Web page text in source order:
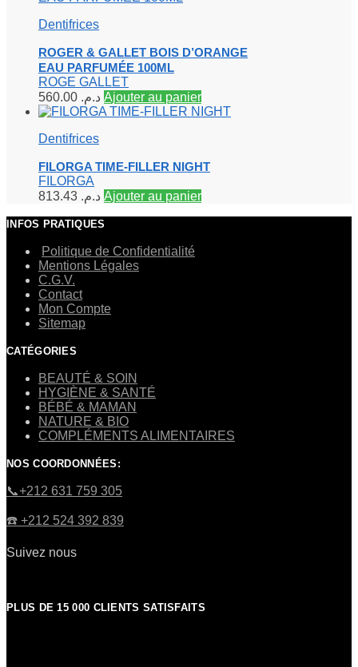
Dentifrices
ROGER & GALLET BOIS D’ORANGE
EAU PARFUMÉE 100ML
ROGE GALLET
د.م. Ajouter au panier
Dentifrices
FILORGA TIME-FILLER NIGHT
FILORGA
د.م. Ajouter au panier
INFOS PRATIQUES
Politique de Confidentialité
Mentions Légales
C.G.V.
Contact
Mon Compte
Sitemap
CATÉGORIES
BEAUTÉ & SOIN
HYGIÈNE & SANTÉ
BÉBÉ & MAMAN
NATURE & BIO
COMPLÉMENTS ALIMENTAIRES
NOS COORDONNÉES:
​📞+212 631 759 305
☎️​ +212 524 392 839
Suivez nous
PLUS DE 15 000 CLIENTS SATISFAITS